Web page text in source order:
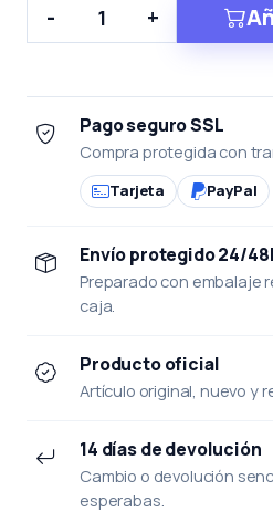
- +
Pago seguro SSL
Compra protegida con
Tarjeta PayPal
Envío protegido 24/
Preparado con embalaje
caja.
Producto oficial
Artículo original, nuevo y
14 días de devolución
Cambio o devolución
esperabas.